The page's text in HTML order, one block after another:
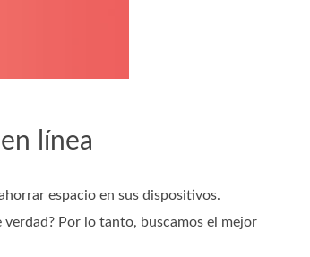
línea
espacio en sus dispositivos.
verdad? Por lo tanto, buscamos el mejor